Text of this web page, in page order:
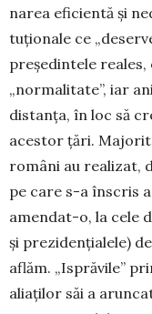
narea eficientă și
tu­ționale ce
pre­ședin­tele reales,
„nor­malitate”, iar
dis­tanța, în loc să
acestor țări.
români au realizat,
pe care s-a înscris
amendat-o, la cele
și prezi­den­ția­lele)
aflăm. „Is­pră­vile”
aliaților săi a